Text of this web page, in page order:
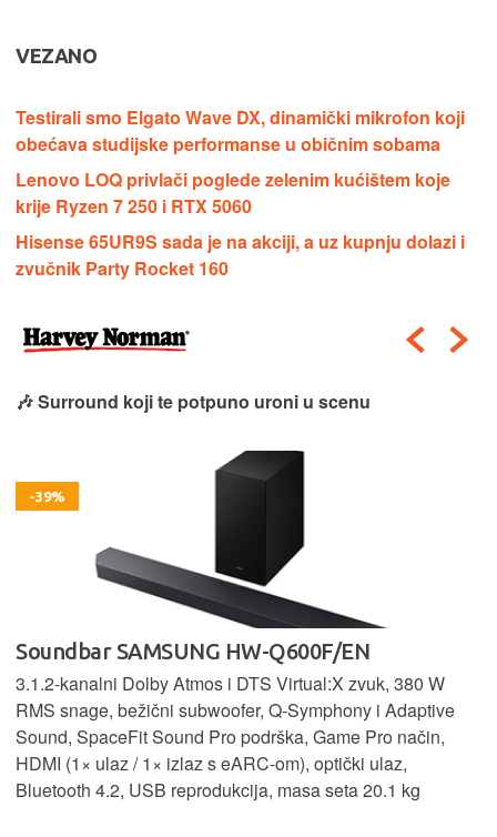
VEZANO
Testirali smo Elgato Wave DX, dinamički mikrofon koji
obećava studijske performanse u običnim sobama
Lenovo LOQ privlači poglede zelenim kućištem koje
krije Ryzen 7 250 i RTX 5060
Hisense 65UR9S sada je na akciji, a uz kupnju dolazi i
zvučnik Party Rocket 160
🎶 Surround koji te potpuno uroni u scenu
-39%
Soundbar SAMSUNG HW-Q600F/EN
3.1.2‑kanalni Dolby Atmos i DTS Virtual:X zvuk, 380 W
RMS snage, bežični subwoofer, Q‑Symphony i Adaptive
Sound, SpaceFit Sound Pro podrška, Game Pro način,
HDMI (1× ulaz / 1× izlaz s eARC‑om), optički ulaz,
Bluetooth 4.2, USB reprodukcija, masa seta 20.1 kg